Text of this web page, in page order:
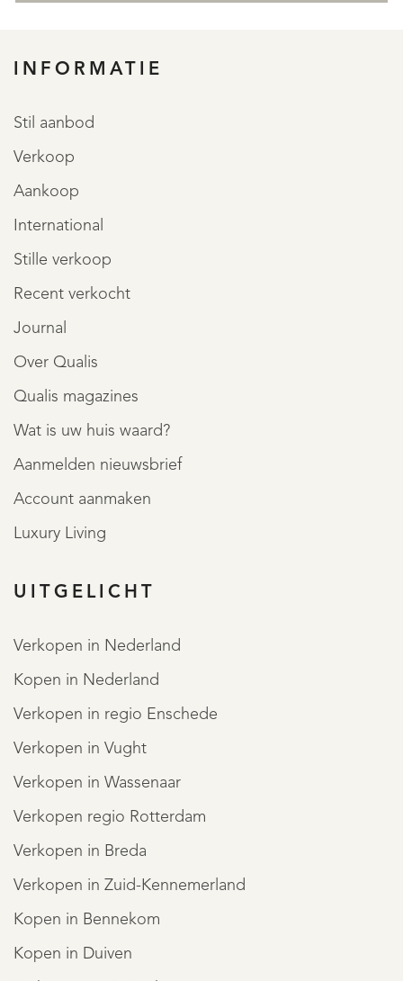
INFORMATIE
Stil aanbod
Verkoop
Aankoop
International
Stille verkoop
Recent verkocht
Journal
Over Qualis
Qualis magazines
Wat is uw huis waard?
Aanmelden nieuwsbrief
Account aanmaken
Luxury Living
UITGELICHT
Verkopen in Nederland
Kopen in Nederland
Verkopen in regio Enschede
Verkopen in Vught
Verkopen in Wassenaar
Verkopen regio Rotterdam
Verkopen in Breda
Verkopen in Zuid-Kennemerland
Kopen in Bennekom
Kopen in Duiven